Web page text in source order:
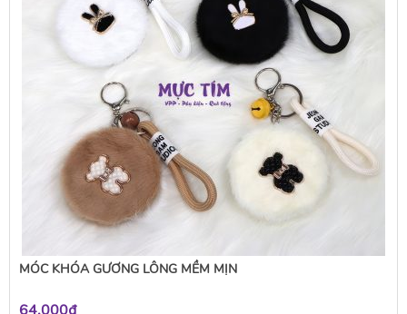
MÓC KHÓA GƯƠNG LÔNG MỀM MỊN